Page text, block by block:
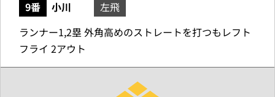
9番 小川
左飛
ランナー1,2塁 外角高めのストレートを打つもレフト
フライ 2アウト